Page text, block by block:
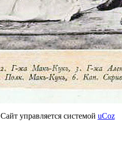
Сайт управляется системой uCoz